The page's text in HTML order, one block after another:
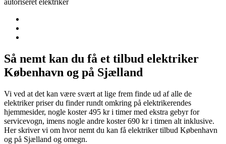
autoriseret elektriker
Så nemt kan du få et tilbud elektriker
København og på Sjælland
Vi ved at det kan være svært at lige frem finde ud af alle de
elektriker priser du finder rundt omkring på elektrikerendes
hjemmesider, nogle koster 495 kr i timer med ekstra gebyr for
servicevogn, imens nogle andre koster 690 kr i timen alt inklusive.
Her skriver vi om hvor nemt du kan få elektriker tilbud København
og på Sjælland og omegn.